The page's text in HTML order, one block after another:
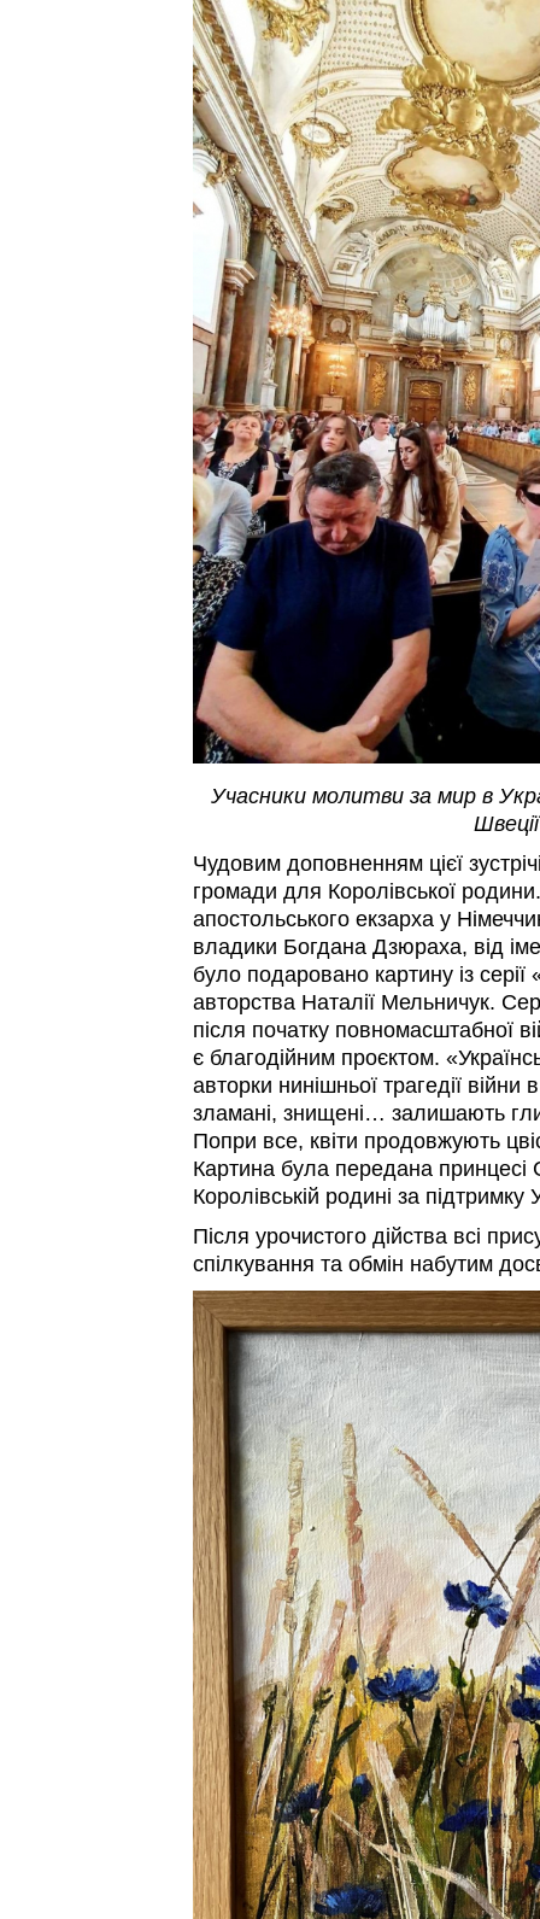
Учасники молитви за мир в
Швеції
Чудовим доповненням цієї
громади для Королівської
апостольського екзарха у
владики Богдана Дзюраха, від
було подаровано картину із серії
авторства Наталії Мельничук.
після початку повномасштабної
є благодійним проєктом.
авторки нинішньої трагедії війни
зламані, знищені… залишають
Попри все, квіти продовжують
Картина була передана принцесі
Королівській родині за підтримку
Після урочистого дійства всі
спілкування та обмін набутим